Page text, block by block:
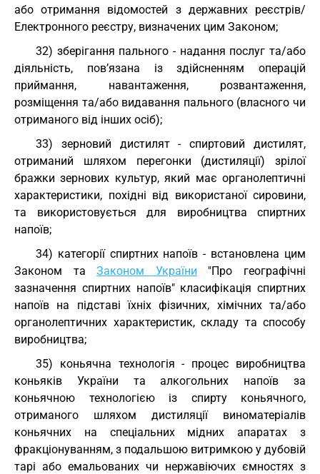
або отримання відомостей з державних реєстрів/
Електронного реєстру, визначених цим Законом;
32) зберігання пального - надання послуг та/або
діяльність, пов’язана із здійсненням операцій
приймання, навантаження, розвантаження,
розміщення та/або видавання пального (власного чи
отриманого від інших осіб);
33) зерновий дистилят - спиртовий дистилят,
отриманий шляхом перегонки (дистиляції) зрілої
бражки зернових культур, який має органолептичні
характеристики, похідні від використаної сировини,
та використовується для виробництва спиртних
напоїв;
34) категорії спиртних напоїв - встановлена цим
Законом таЗаконом України "Про географічні
зазначення спиртних напоїв" класифікація спиртних
напоїв на підставі їхніх фізичних, хімічних та/або
органолептичних характеристик, складу та способу
виробництва;
35) коньячна технологія - процес виробництва
коньяків України та алкогольних напоїв за
коньячною технологією із спирту коньячного,
отриманого шляхом дистиляції виноматеріалів
коньячних на спеціальних мідних апаратах з
фракціонуванням, з подальшою витримкою у дубовій
тарі або емальованих чи нержавіючих ємностях з